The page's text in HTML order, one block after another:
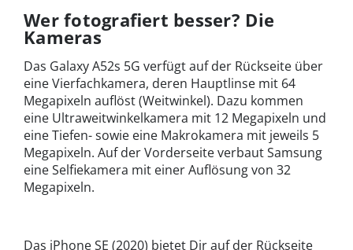
Wer fotografiert besser? Die
Kameras
Das Galaxy A52s 5G verfügt auf der Rückseite über
eine Vierfachkamera, deren Hauptlinse mit 64
Megapixeln auflöst (Weitwinkel). Dazu kommen
eine Ultraweitwinkelkamera mit 12 Megapixeln und
eine Tiefen- sowie eine Makrokamera mit jeweils 5
Megapixeln. Auf der Vorderseite verbaut Samsung
eine Selfiekamera mit einer Auflösung von 32
Megapixeln.
Das iPhone SE (2020) bietet Dir auf der Rückseite